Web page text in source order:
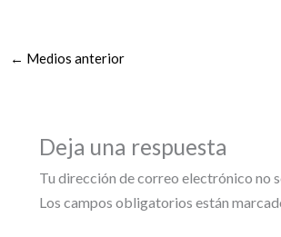
← Medios anterior
Deja una respuesta
Tu dirección de correo electrónico no
Los campos obligatorios están